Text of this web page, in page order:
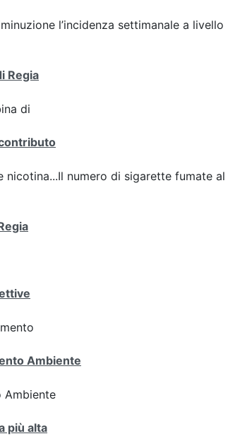
l’incidenza settimanale a livello
Regia
di
numero di sigarette fumate al
Ambiente
Ambiente
più alta